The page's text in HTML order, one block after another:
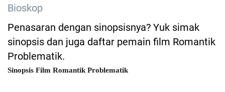
Bioskop
Penasaran dengan sinopsisnya? Yuk simak
sinopsis dan juga daftar pemain film Romantik
Problematik.
Sinopsis Film Romantik Problematik